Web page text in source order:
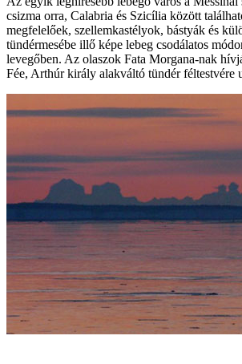
csizma orra, Calabria és Szicília között
megfelelőek, szellemkastélyok, bástyák és
tündérmesébe illő képe lebeg csodálatos
levegőben. Az olaszok Fata Morgana-nak
Fée, Arthúr király alakváltó tündér féltestvére